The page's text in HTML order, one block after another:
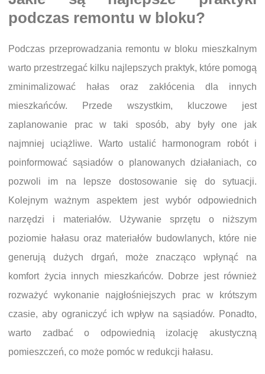
podczas remontu w bloku?
Podczas przeprowadzania remontu w bloku mieszkalnym
warto przestrzegać kilku najlepszych praktyk, które pomogą
zminimalizować hałas oraz zakłócenia dla innych
mieszkańców. Przede wszystkim, kluczowe jest
zaplanowanie prac w taki sposób, aby były one jak
najmniej uciążliwe. Warto ustalić harmonogram robót i
poinformować sąsiadów o planowanych działaniach, co
pozwoli im na lepsze dostosowanie się do sytuacji.
Kolejnym ważnym aspektem jest wybór odpowiednich
narzędzi i materiałów. Używanie sprzętu o niższym
poziomie hałasu oraz materiałów budowlanych, które nie
generują dużych drgań, może znacząco wpłynąć na
komfort życia innych mieszkańców. Dobrze jest również
rozważyć wykonanie najgłośniejszych prac w krótszym
czasie, aby ograniczyć ich wpływ na sąsiadów. Ponadto,
warto zadbać o odpowiednią izolację akustyczną
pomieszczeń, co może pomóc w redukcji hałasu.